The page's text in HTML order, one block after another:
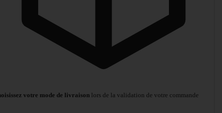
votre mode de livraison lors de la validation de votre commande